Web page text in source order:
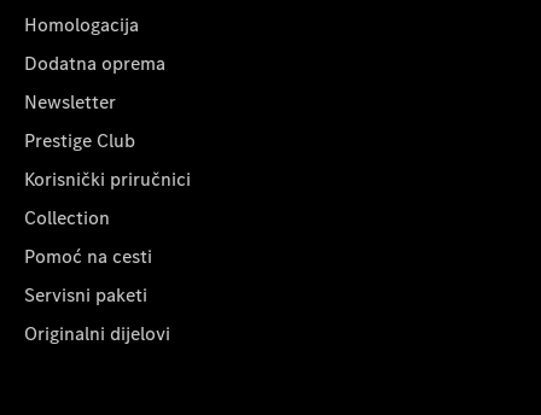
Homologacija
Dodatna oprema
Newsletter
Prestige Club
Korisnički priručnici
Collection
Pomoć na cesti
Servisni paketi
Originalni dijelovi